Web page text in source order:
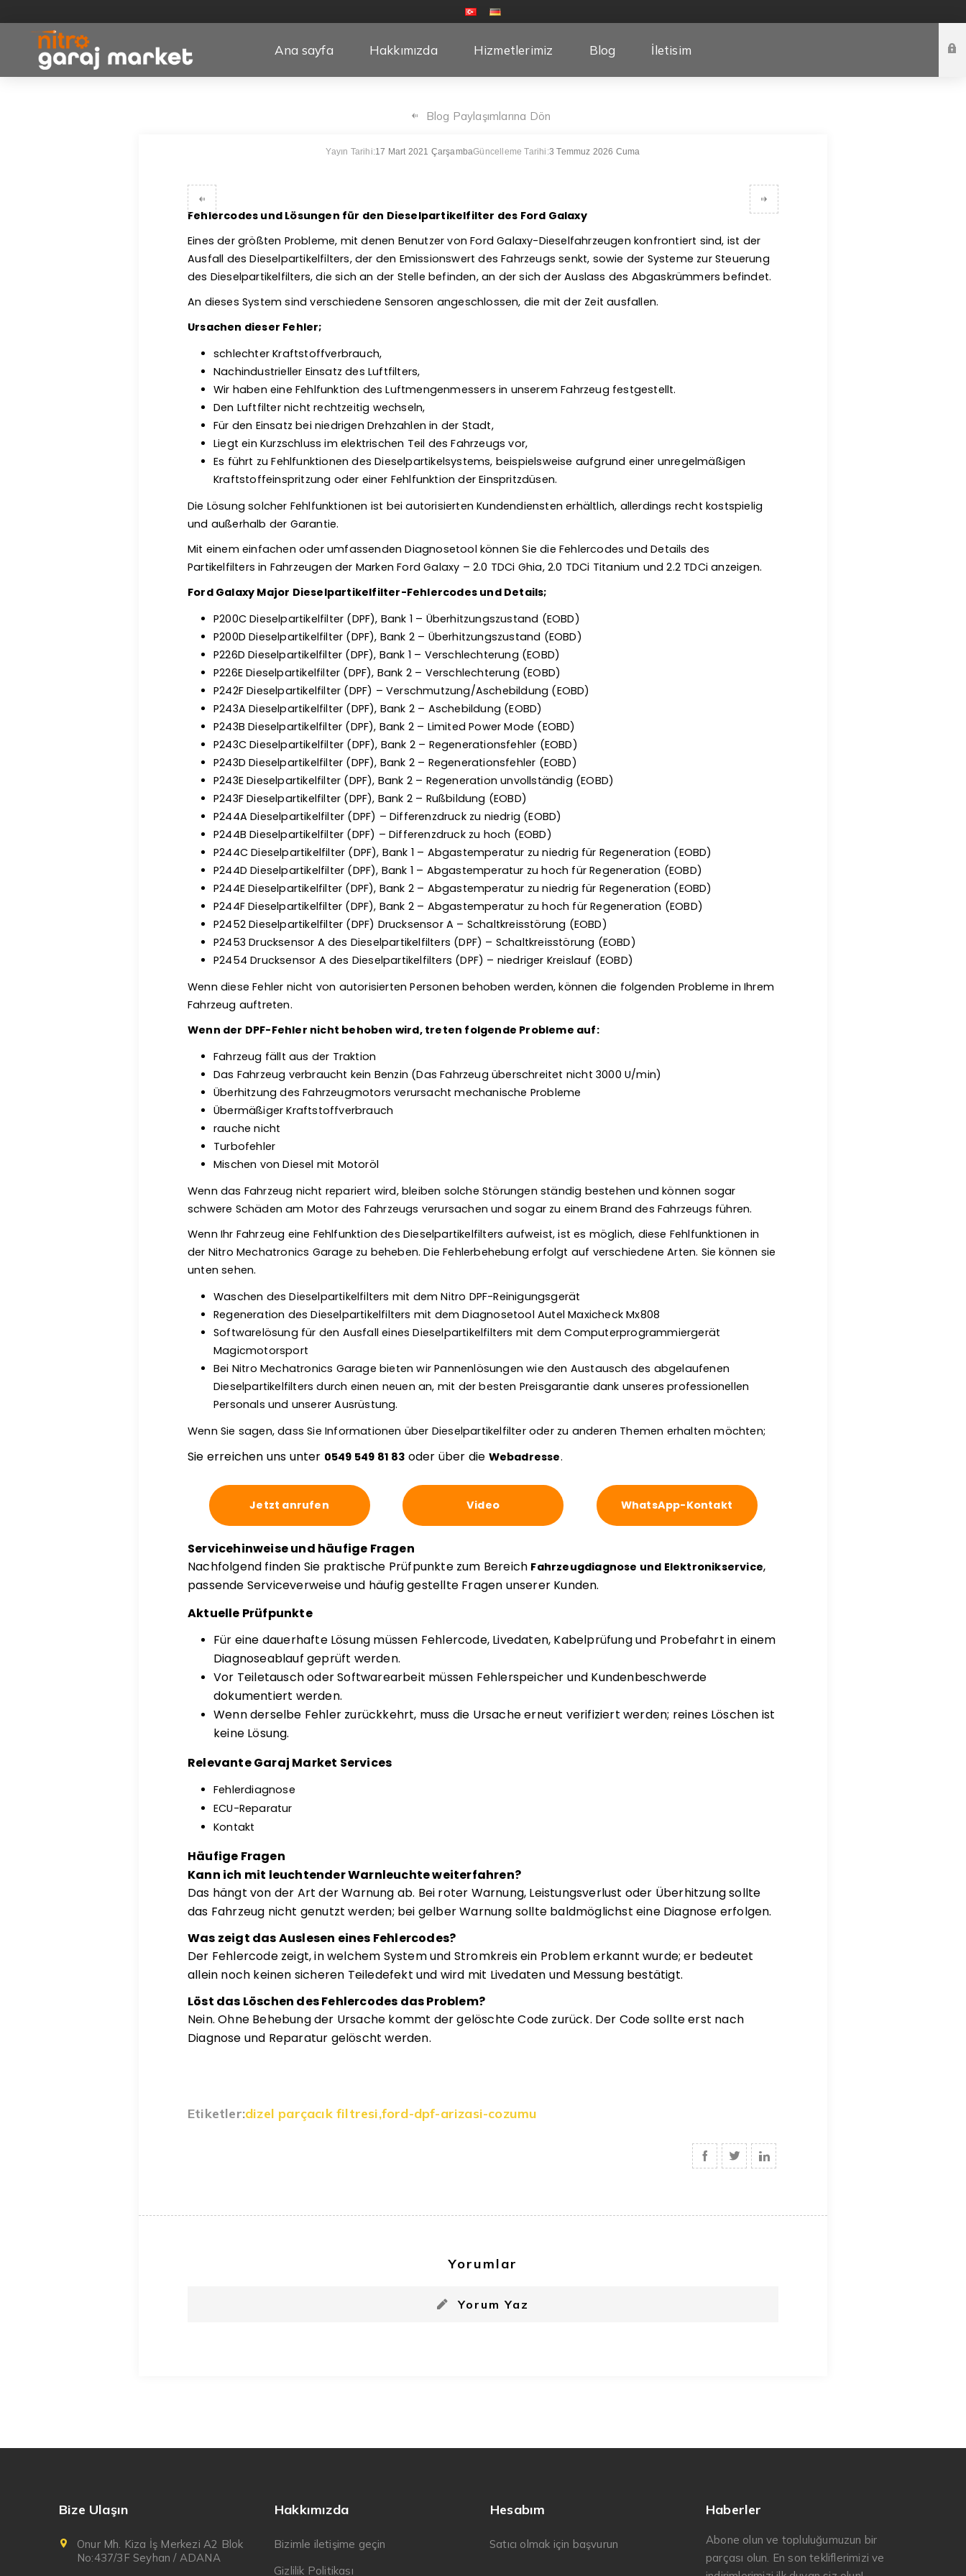
Ana sayfa Hakkımızda Hizmetlerimiz Blog İletisim
Blog Paylaşımlarına Dön
Yayın Tarihi:17 Mart 2021 ÇarşambaGüncelleme Tarihi:3 Temmuz 2026 Cuma
Fehlercodes und Lösungen für den Dieselpartikelfilter des Ford Galaxy
Eines der größten Probleme, mit denen Benutzer von Ford Galaxy-Dieselfahrzeugen konfrontiert sind, ist der
Ausfall des Dieselpartikelfilters, der den Emissionswert des Fahrzeugs senkt, sowie der Systeme zur Steuerung
des Dieselpartikelfilters, die sich an der Stelle befinden, an der sich der Auslass des Abgaskrümmers befindet.
An dieses System sind verschiedene Sensoren angeschlossen, die mit der Zeit ausfallen.
Ursachen dieser Fehler;
schlechter Kraftstoffverbrauch,
Nachindustrieller Einsatz des Luftfilters,
Wir haben eine Fehlfunktion des Luftmengenmessers in unserem Fahrzeug festgestellt.
Den Luftfilter nicht rechtzeitig wechseln,
Für den Einsatz bei niedrigen Drehzahlen in der Stadt,
Liegt ein Kurzschluss im elektrischen Teil des Fahrzeugs vor,
Es führt zu Fehlfunktionen des Dieselpartikelsystems, beispielsweise aufgrund einer unregelmäßigen
Kraftstoffeinspritzung oder einer Fehlfunktion der Einspritzdüsen.
Die Lösung solcher Fehlfunktionen ist bei autorisierten Kundendiensten erhältlich, allerdings recht kostspielig
und außerhalb der Garantie.
Mit einem einfachen oder umfassenden Diagnosetool können Sie die Fehlercodes und Details des
Partikelfilters in Fahrzeugen der Marken Ford Galaxy – 2.0 TDCi Ghia, 2.0 TDCi Titanium und 2.2 TDCi anzeigen.
Ford Galaxy Major Dieselpartikelfilter-Fehlercodes und Details;
P200C Dieselpartikelfilter (DPF), Bank 1 – Überhitzungszustand (EOBD)
P200D Dieselpartikelfilter (DPF), Bank 2 – Überhitzungszustand (EOBD)
P226D Dieselpartikelfilter (DPF), Bank 1 – Verschlechterung (EOBD)
P226E Dieselpartikelfilter (DPF), Bank 2 – Verschlechterung (EOBD)
P242F Dieselpartikelfilter (DPF) – Verschmutzung/Aschebildung (EOBD)
P243A Dieselpartikelfilter (DPF), Bank 2 – Aschebildung (EOBD)
P243B Dieselpartikelfilter (DPF), Bank 2 – Limited Power Mode (EOBD)
P243C Dieselpartikelfilter (DPF), Bank 2 – Regenerationsfehler (EOBD)
P243D Dieselpartikelfilter (DPF), Bank 2 – Regenerationsfehler (EOBD)
P243E Dieselpartikelfilter (DPF), Bank 2 – Regeneration unvollständig (EOBD)
P243F Dieselpartikelfilter (DPF), Bank 2 – Rußbildung (EOBD)
P244A Dieselpartikelfilter (DPF) – Differenzdruck zu niedrig (EOBD)
P244B Dieselpartikelfilter (DPF) – Differenzdruck zu hoch (EOBD)
P244C Dieselpartikelfilter (DPF), Bank 1 – Abgastemperatur zu niedrig für Regeneration (EOBD)
P244D Dieselpartikelfilter (DPF), Bank 1 – Abgastemperatur zu hoch für Regeneration (EOBD)
P244E Dieselpartikelfilter (DPF), Bank 2 – Abgastemperatur zu niedrig für Regeneration (EOBD)
P244F Dieselpartikelfilter (DPF), Bank 2 – Abgastemperatur zu hoch für Regeneration (EOBD)
P2452 Dieselpartikelfilter (DPF) Drucksensor A – Schaltkreisstörung (EOBD)
P2453 Drucksensor A des Dieselpartikelfilters (DPF) – Schaltkreisstörung (EOBD)
P2454 Drucksensor A des Dieselpartikelfilters (DPF) – niedriger Kreislauf (EOBD)
Wenn diese Fehler nicht von autorisierten Personen behoben werden, können die folgenden Probleme in Ihrem
Fahrzeug auftreten.
Wenn der DPF-Fehler nicht behoben wird, treten folgende Probleme auf:
Fahrzeug fällt aus der Traktion
Das Fahrzeug verbraucht kein Benzin (Das Fahrzeug überschreitet nicht 3000 U/min)
Überhitzung des Fahrzeugmotors verursacht mechanische Probleme
Übermäßiger Kraftstoffverbrauch
rauche nicht
Turbofehler
Mischen von Diesel mit Motoröl
Wenn das Fahrzeug nicht repariert wird, bleiben solche Störungen ständig bestehen und können sogar
schwere Schäden am Motor des Fahrzeugs verursachen und sogar zu einem Brand des Fahrzeugs führen.
Wenn Ihr Fahrzeug eine Fehlfunktion des Dieselpartikelfilters aufweist, ist es möglich, diese Fehlfunktionen in
der Nitro Mechatronics Garage zu beheben. Die Fehlerbehebung erfolgt auf verschiedene Arten. Sie können sie
unten sehen.
Waschen des Dieselpartikelfilters mit dem Nitro DPF-Reinigungsgerät
Regeneration des Dieselpartikelfilters mit dem Diagnosetool Autel Maxicheck Mx808
Softwarelösung für den Ausfall eines Dieselpartikelfilters mit dem Computerprogrammiergerät
Magicmotorsport
Bei Nitro Mechatronics Garage bieten wir Pannenlösungen wie den Austausch des abgelaufenen
Dieselpartikelfilters durch einen neuen an, mit der besten Preisgarantie dank unseres professionellen
Personals und unserer Ausrüstung.
Wenn Sie sagen, dass Sie Informationen über Dieselpartikelfilter oder zu anderen Themen erhalten möchten;
Sie erreichen uns unter 0549 549 81 83 oder über die Webadresse.
Jetzt anrufen Video WhatsApp-Kontakt
Servicehinweise und häufige Fragen
Nachfolgend finden Sie praktische Prüfpunkte zum Bereich Fahrzeugdiagnose und Elektronikservice,
passende Serviceverweise und häufig gestellte Fragen unserer Kunden.
Aktuelle Prüfpunkte
Für eine dauerhafte Lösung müssen Fehlercode, Livedaten, Kabelprüfung und Probefahrt in einem
Diagnoseablauf geprüft werden.
Vor Teiletausch oder Softwarearbeit müssen Fehlerspeicher und Kundenbeschwerde
dokumentiert werden.
Wenn derselbe Fehler zurückkehrt, muss die Ursache erneut verifiziert werden; reines Löschen ist
keine Lösung.
Relevante Garaj Market Services
Fehlerdiagnose
ECU-Reparatur
Kontakt
Häufige Fragen
Kann ich mit leuchtender Warnleuchte weiterfahren?
Das hängt von der Art der Warnung ab. Bei roter Warnung, Leistungsverlust oder Überhitzung sollte
das Fahrzeug nicht genutzt werden; bei gelber Warnung sollte baldmöglichst eine Diagnose erfolgen.
Was zeigt das Auslesen eines Fehlercodes?
Der Fehlercode zeigt, in welchem System und Stromkreis ein Problem erkannt wurde; er bedeutet
allein noch keinen sicheren Teiledefekt und wird mit Livedaten und Messung bestätigt.
Löst das Löschen des Fehlercodes das Problem?
Nein. Ohne Behebung der Ursache kommt der gelöschte Code zurück. Der Code sollte erst nach
Diagnose und Reparatur gelöscht werden.
Etiketler:dizel parçacık filtresi,ford-dpf-arizasi-cozumu
Yorumlar
Yorum Yaz
Bize Ulaşın
Onur Mh. Kiza İş Merkezi A2 Blok
No:437/3F Seyhan / ADANA
Hakkımızda
Bizimle iletişime geçin
Gizlilik Politikası
Hesabım
Satıcı olmak için başvurun
Haberler
Abone olun ve topluluğumuzun bir
parçası olun. En son tekliflerimizi ve